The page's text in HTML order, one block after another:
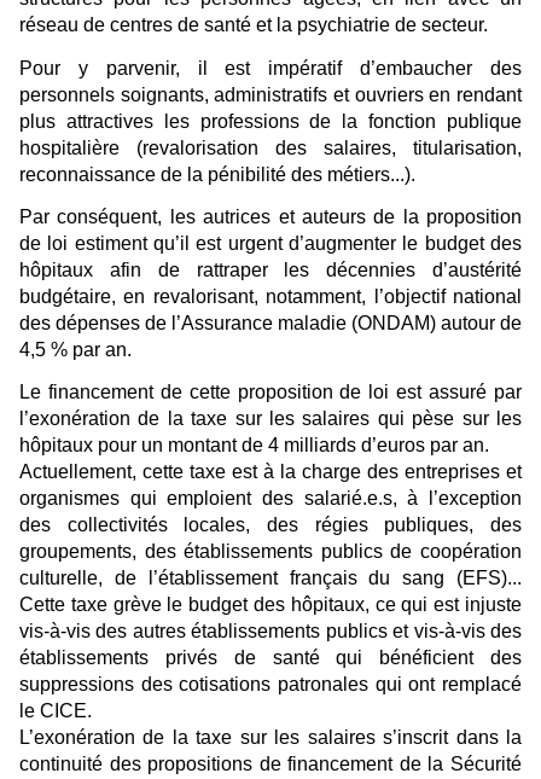
réseau de centres de santé et la psychiatrie de secteur.
Pour y parvenir, il est impératif d’embaucher des
personnels soignants, administratifs et ouvriers en rendant
plus attractives les professions de la fonction publique
hospitalière (revalorisation des salaires, titularisation,
reconnaissance de la pénibilité des métiers...).
Par conséquent, les autrices et auteurs de la proposition
de loi estiment qu’il est urgent d’augmenter le budget des
hôpitaux afin de rattraper les décennies d’austérité
budgétaire, en revalorisant, notamment, l’objectif national
des dépenses de l’Assurance maladie (ONDAM) autour de
4,5 % par an.
Le financement de cette proposition de loi est assuré par
l’exonération de la taxe sur les salaires qui pèse sur les
hôpitaux pour un montant de 4 milliards d’euros par an.
Actuellement, cette taxe est à la charge des entreprises et
organismes qui emploient des salarié.e.s, à l’exception
des collectivités locales, des régies publiques, des
groupements, des établissements publics de coopération
culturelle, de l’établissement français du sang (EFS)...
Cette taxe grève le budget des hôpitaux, ce qui est injuste
vis-à-vis des autres établissements publics et vis-à-vis des
établissements privés de santé qui bénéficient des
suppressions des cotisations patronales qui ont remplacé
le CICE.
L’exonération de la taxe sur les salaires s’inscrit dans la
continuité des propositions de financement de la Sécurité